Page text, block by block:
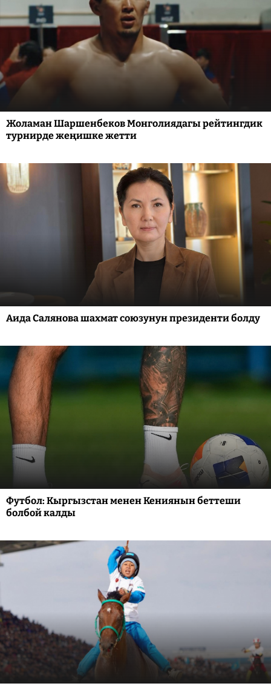
Жоламан Шаршенбеков Монголиядагы рейтингдик
турнирде жеңишке жетти
Аида Салянова шахмат союзунун президенти болду
Футбол: Кыргызстан менен Кениянын беттеши
болбой калды